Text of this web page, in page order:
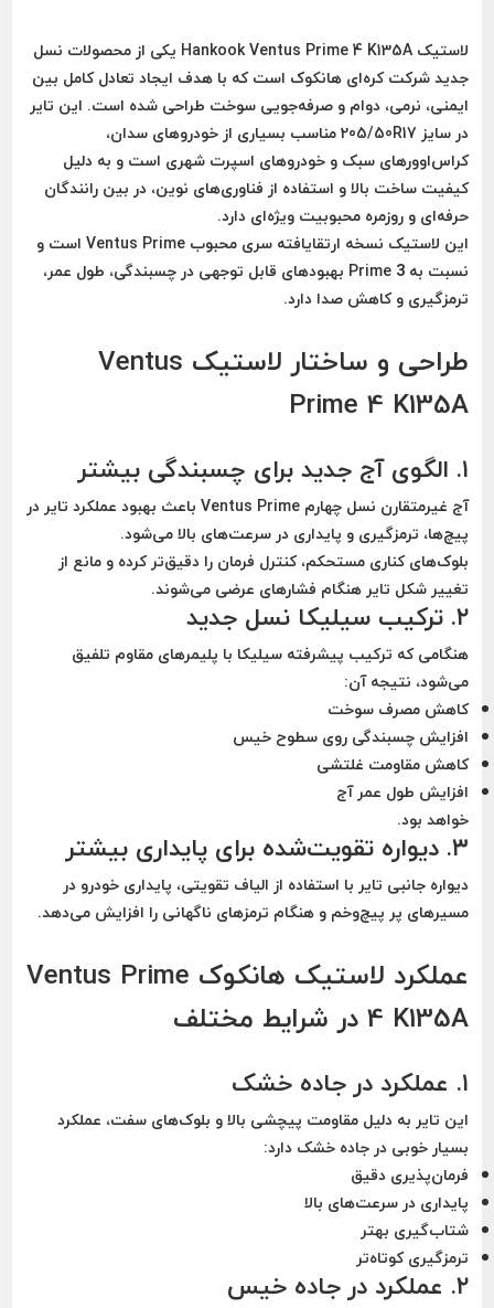
لاستیکHankook Ventus Prime 4 K135A یکی از محصولات نسل
جدید شرکت کره‌ای هانکوک است که با هدف ایجاد تعادل کامل بین
ایمنی، نرمی، دوام و صرفه‌جویی سوخت طراحی شده است. این تایر
در سایز 205/50R17مناسب بسیاری از خودروهای سدان،
کراس‌اوورهای سبک و خودروهای اسپرت شهری است و به دلیل
کیفیت ساخت بالا و استفاده از فناوری‌های نوین، در بین رانندگان
حرفه‌ای و روزمره محبوبیت ویژه‌ای دارد.
این لاستیک نسخه ارتقایافته سری محبوبVentus Prime است و
نسبت به Prime 3 بهبودهای قابل توجهی در
چسبندگی، طول عمر،
ترمزگیری و کاهش صدا دارد.
طراحی و ساختار لاستیک Ventus
Prime 4 K135A
۱. الگوی آج جدید برای چسبندگی بیشتر
آج غیرمتقارن نسل چهارم Ventus Prime باعث بهبود عملکرد تایر در
پیچ‌ها، ترمزگیری و پایداری در سرعت‌های بالا می‌شود.
بلوک‌های کناری مستحکم، کنترل فرمان را دقیق‌تر کرده و مانع از
تغییر شکل تایر هنگام فشارهای عرضی می‌شوند.
۲. ترکیب سیلیکا نسل جدید
هنگامی که ترکیب پیشرفته سیلیکا با پلیمرهای مقاوم تلفیق
می‌شود، نتیجه آن:
کاهش مصرف سوخت
افزایش چسبندگی روی سطوح خیس
کاهش مقاومت غلتشی
افزایش طول عمر آج
خواهد بود.
۳. دیواره تقویت‌شده برای پایداری بیشتر
دیواره جانبی تایر با استفاده از الیاف تقویتی، پایداری خودرو در
مسیرهای پر پیچ‌وخم و هنگام ترمزهای ناگهانی را افزایش می‌دهد.
عملکرد لاستیک هانکوک Ventus Prime
4 K135A در شرایط مختلف
۱. عملکرد در جاده خشک
این تایر به دلیل مقاومت پیچشی بالا و بلوک‌های سفت، عملکرد
بسیار خوبی در جاده خشک دارد:
فرمان‌پذیری دقیق
پایداری در سرعت‌های بالا
شتاب‌گیری بهتر
ترمزگیری کوتاه‌تر
۲. عملکرد در جاده خیس